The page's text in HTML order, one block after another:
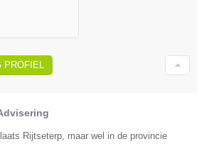
PROFIEL
Rijtseterp, maar wel in de provincie